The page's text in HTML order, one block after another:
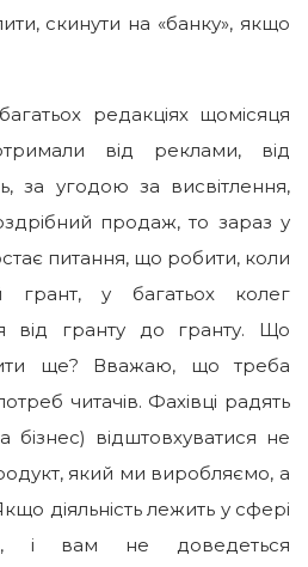
скинути на «банку», якщо
редакціях щомісяця
від реклами, від
за угодою за висвітлення,
продаж, то зараз у
питання, що робити, коли
грант, у багатьох колег
від гранту до гранту. Що
ще? Вважаю, що треба
читачів. Фахівці радять
бізнес) відштовхуватися не
який ми виробляємо, а
діяльність лежить у сфері
і вам не доведеться